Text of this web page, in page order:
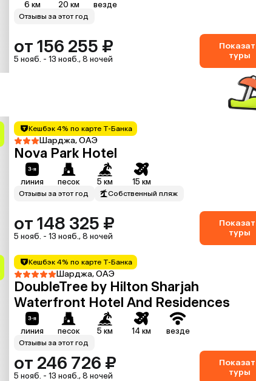
6 км 20 км везде
Отзывы за этот год
от 156 255 ₽
5 нояб. - 13 нояб., 8 ночей
туры
Кешбэк 4% по карте Т-Банка
Шарджа, ОАЭ
Nova Park Hotel
линия песок 5 км 15 км
Отзывы за этот год Собственный пляж
от 148 325 ₽
5 нояб. - 13 нояб., 8 ночей
туры
Кешбэк 4% по карте Т-Банка
Шарджа, ОАЭ
DoubleTree by Hilton Sharjah
Waterfront Hotel And Residences
линия песок 5 км 14 км везде
Отзывы за этот год
от 246 726 ₽
5 нояб. - 13 нояб., 8 ночей
туры